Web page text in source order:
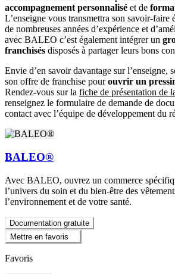
accompagnement personnalisé et de
L’enseigne vous transmettra son savoir-faire
de nombreuses années d’expérience et
avec BALEO c’est également intégrer un
franchisés disposés à partager leurs bons
Envie d’en savoir davantage sur l’enseigne,
son offre de franchise pourouvrir un
Rendez-vous sur la fiche de présentation de
renseignez le formulaire de demande de
contact avec l’équipe de développement du
BALEO®
Avec BALEO, ouvrez un commerce
l’univers du soin et du bien-être des
l’environnement et de votre santé.
Documentation gratuite
Mettre en favoris
Favoris